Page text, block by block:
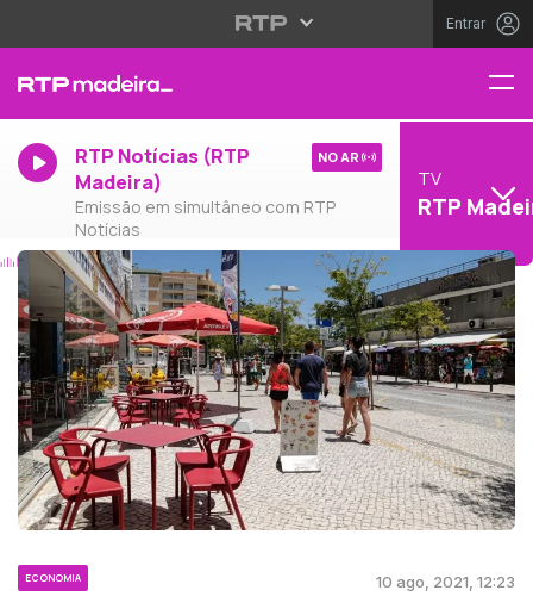
Entrar
RTP Notícias (RTP
Madeira)
Emissão em simultâneo com RTP
Notícias
NO AR
TV
RTP
ECONOMIA 10 ago, 2021, 12:23